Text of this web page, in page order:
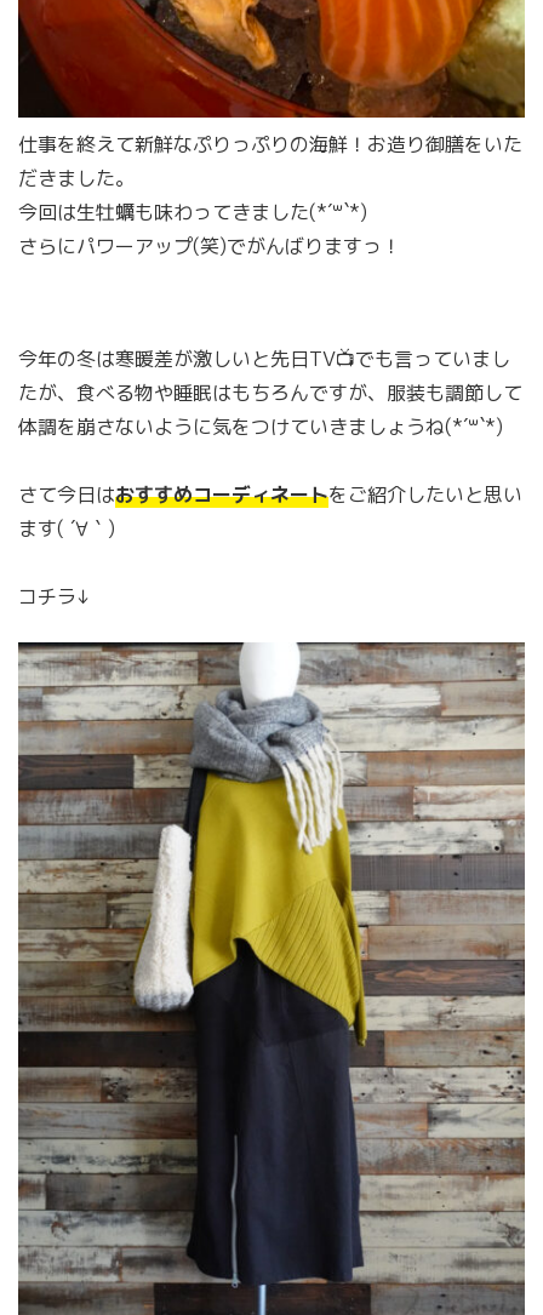
仕事を終えて新鮮なぷりっぷりの海鮮！お造り御膳をいた
だきました。
今回は生牡蠣も味わってきました(*´꒳`*)
さらにパワーアップ(笑)でがんばりますっ！
今年の冬は寒暖差が激しいと先日TV📺でも言っていまし
たが、食べる物や睡眠はもちろんですが、服装も調節して
体調を崩さないように気をつけていきましょうね(*´꒳`*)
さて今日はおすすめコーディネートをご紹介したいと思い
ます( ´∀｀)
コチラ↓